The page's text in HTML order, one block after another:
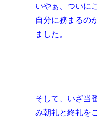
いやぁ、ついに
自分に務まるの
ました。
そして、いざ当
み朝礼と終礼を